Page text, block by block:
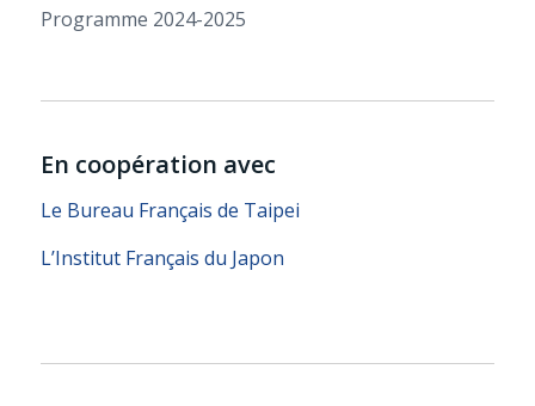
Programme 2024-2025
En coopération avec
Le Bureau Français de Taipei
L’Institut Français du Japon